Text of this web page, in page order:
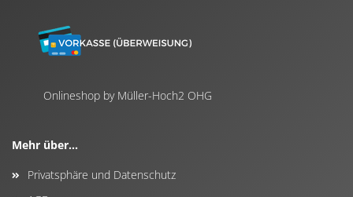
Onlineshop by Müller-Hoch2 OHG
Mehr über...
Privatsphäre und Datenschutz